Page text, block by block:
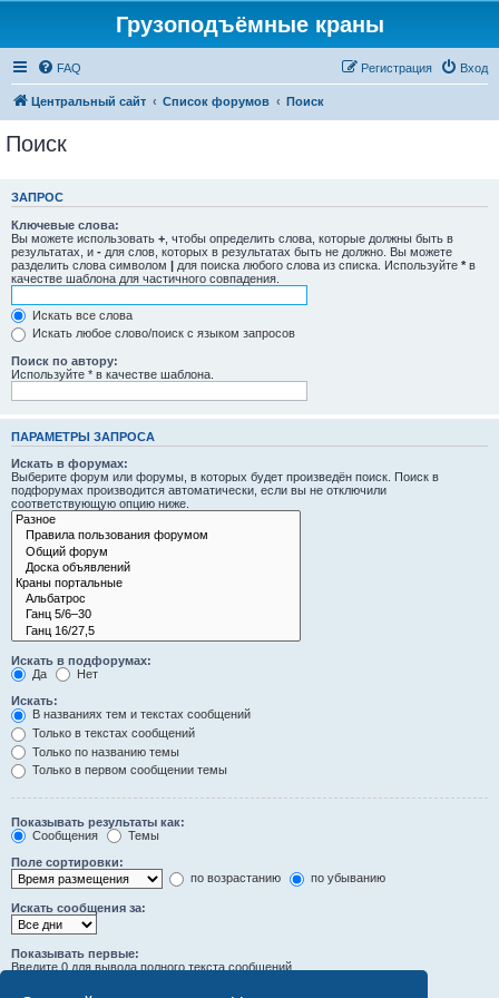
Грузоподъёмные краны
FAQ Вход
Регистрация
Центральный сайт Список форумов Поиск
Поиск
ЗАПРОС
Ключевые слова:
Вы можете использовать + , чтобы определить слова, которые должны быть в
результатах, и - для слов, которых в результатах быть не должно. Вы можете
разделить слова символом | для поиска любого слова из списка. Используйте * в
качестве шаблона для частичного совпадения.
Искать все слова
Искать любое слово/поиск с языком запросов
Поиск по автору:
Используйте * в качестве шаблона.
ПАРАМЕТРЫ ЗАПРОСА
Искать в форумах:
Выберите форум или форумы, в которых будет произведён поиск. Поиск в
подфорумах производится автоматически, если вы не отключили
соответствующую опцию ниже.
Искать в подфорумах:
Да
Нет
Искать:
В названиях тем и текстах сообщений
Только в текстах сообщений
Только по названию темы
Только в первом сообщении темы
Показывать результаты как:
Сообщения
Темы
Поле сортировки:
по возрастанию
по убыванию
Искать сообщения за:
Показывать первые:
Введите 0 для вывода полного текста сообщений.